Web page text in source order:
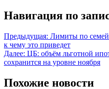
Навигация по
Предыдущая: Лимиты по
к чему это приведет
Далее: ЦБ: объём льготной
сохранится на уровне ноября
Похожие новости